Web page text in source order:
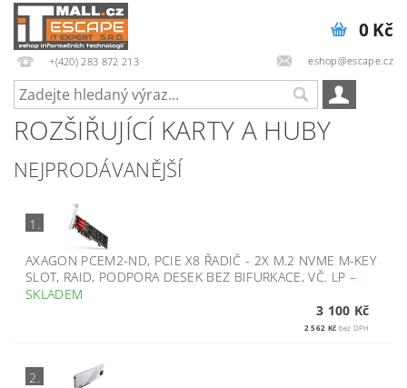
+(420) 283 872 213 eshop@escape.cz
0 Kč
ROZŠIŘUJÍCÍ KARTY A HUBY
NEJPRODÁVANĚJŠÍ
1.
AXAGON PCEM2-ND, PCIE X8 ŘADIČ - 2X M.2 NVME M-KEY
SLOT, RAID, PODPORA DESEK BEZ BIFURKACE, VČ. LP –
SKLADEM
3 100 Kč
2 562 Kč bez DPH
2.